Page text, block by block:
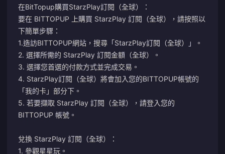
在BitTopup購買StarzPlay訂閱（全球）：
要在 BITTOPUP 上購買 StarzPlay 訂閱（全球），請按照以
下簡單步驟：
1.造訪BITTOPUP網站，搜尋「StarzPlay訂閱（全球）」。
2. 選擇所需的 StarzPlay 訂閱金額（全球）。
3. 選擇您首選的付款方式並完成交易。
4. StarzPlay訂閱（全球）將會加入您的BITTOPUP帳號的
「我的卡」部分下。
5. 若要擷取 StarzPlay 訂閱（全球），請登入您的
BITTOPUP 帳號。
兌換 StarzPlay 訂閱（全球）：
1. 參觀星星玩 。